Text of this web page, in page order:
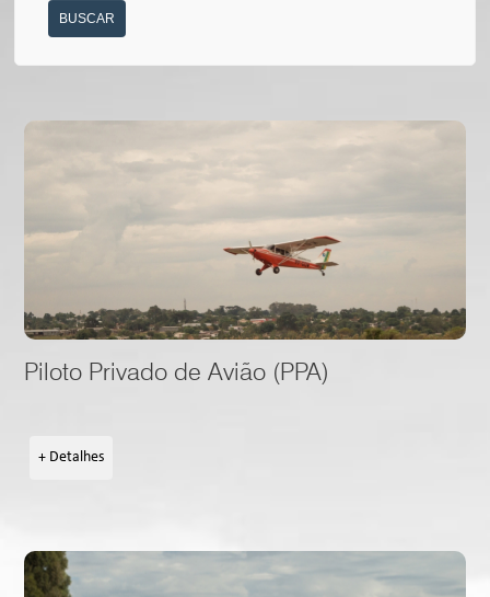
BUSCAR
Piloto Privado de Avião (PPA)
+ Detalhes